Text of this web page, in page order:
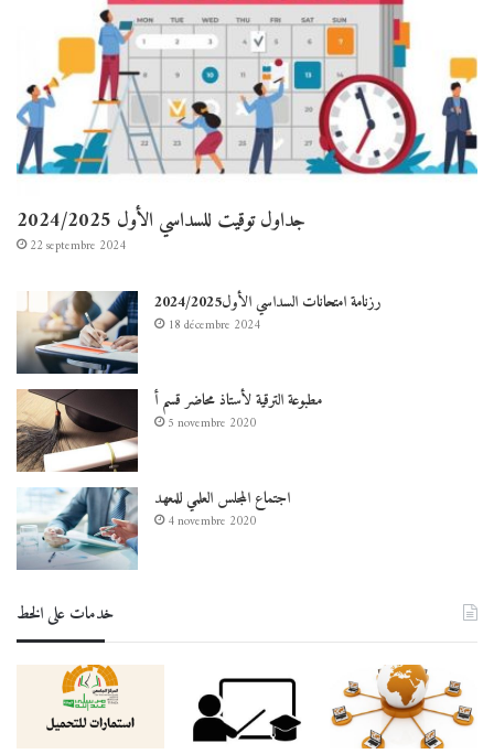
جداول توقيت للسداسي الأول 2024/2025
22 septembre 2024
رزنامة امتحانات السداسي الأول2024/2025
18 décembre 2024
مطبوعة الترقية لأستاذ محاضر قسم أ
5 novembre 2020
اجتماع المجلس العلمي للمعهد
4 novembre 2020
خدمات على الخط